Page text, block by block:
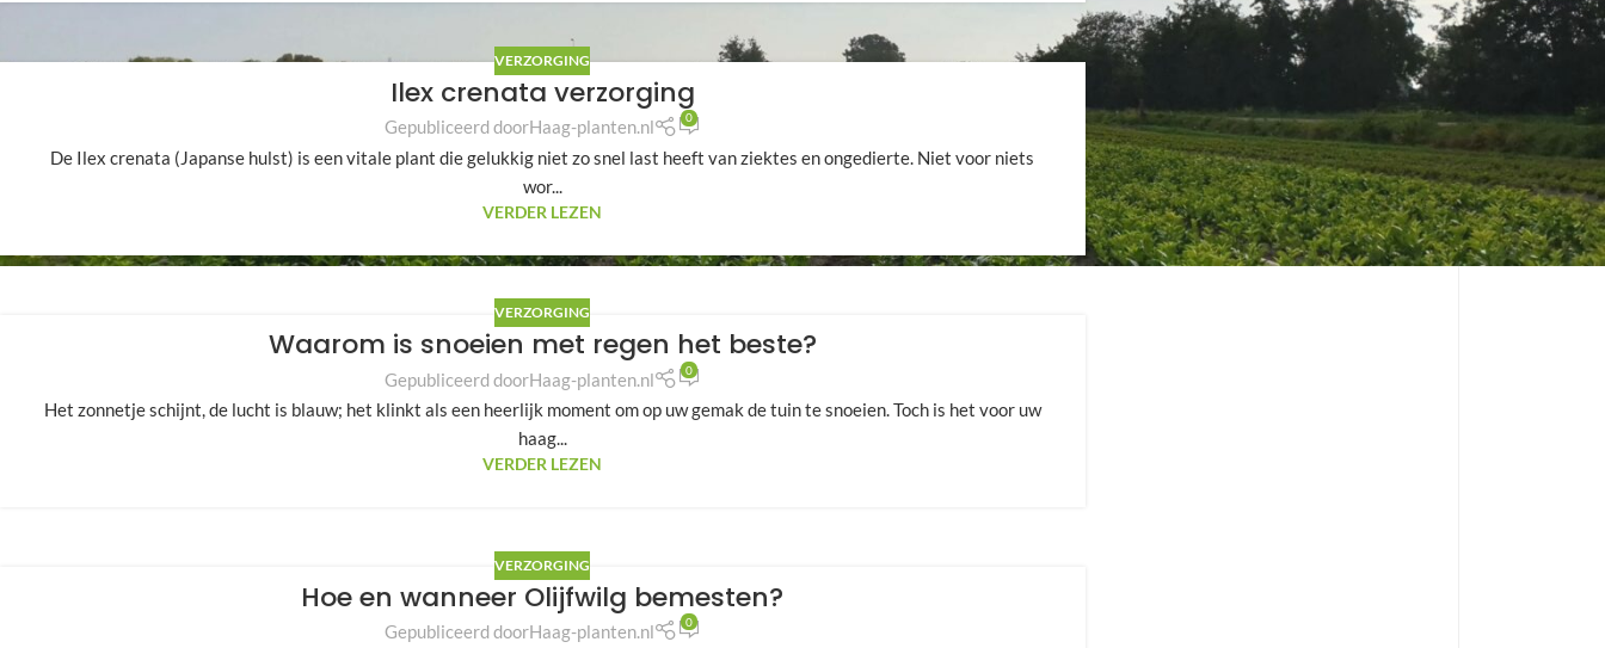
VERZORGING
Ilex crenata verzorging
Gepubliceerd doorHaag-planten.nl 0
De Ilex crenata (Japanse hulst) is een vitale plant die gelukkig niet zo snel last heeft van ziektes en ongedierte. Niet voor niets
wor...
VERDER LEZEN
VERZORGING
Waarom is snoeien met regen het beste?
Gepubliceerd doorHaag-planten.nl 0
Het zonnetje schijnt, de lucht is blauw; het klinkt als een heerlijk moment om op uw gemak de tuin te snoeien. Toch is het voor uw
haag...
VERDER LEZEN
VERZORGING
Hoe en wanneer Olijfwilg bemesten?
Gepubliceerd doorHaag-planten.nl 0